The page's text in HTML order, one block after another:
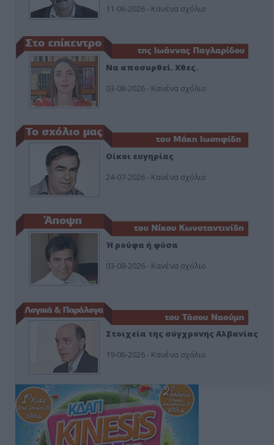
11-06-2026 - Κανένα σχόλιο
Να αποσυρθεί. Χθες.
03-08-2026 - Κανένα σχόλιο
Οίκοι ευγηρίας
24-07-2026 - Κανένα σχόλιο
Ή ρούφα ή φύσα
03-08-2026 - Κανένα σχόλιο
Στοιχεία της σύγχρονης Αλβανίας
19-06-2026 - Κανένα σχόλιο